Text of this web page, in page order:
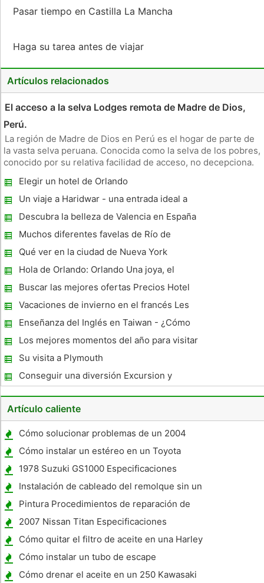
Pasar tiempo en Castilla La Mancha
Haga su tarea antes de viajar
Artículos relacionados
El acceso a la selva Lodges remota de Madre de Dios,
Perú.
La región de Madre de Dios en Perú es el hogar de parte de
la vasta selva peruana. Conocida como la selva de los pobres,
conocido por su relativa facilidad de acceso, no decepciona.
una parada obligatoria en el camino para ganar la entrada
Elegir un hotel de Orlando
Un viaje a Haridwar - una entrada ideal a
Dios
Descubra la belleza de Valencia en España
Muchos diferentes favelas de Río de
Janeiro
Qué ver en la ciudad de Nueva York
Hola de Orlando: Orlando Una joya, el
museo construido pozos de Historia
Afroamericana y Cultura
Buscar las mejores ofertas Precios Hotel
Cerca de Disneyland
Vacaciones de invierno en el francés Les
Houches Ski Resort
Enseñanza del Inglés en Taiwan - ¿Cómo
comienza sus mañanas
Los mejores momentos del año para visitar
la playa
Su visita a Plymouth
Conseguir una diversión Excursion y
tolerable en sus hijos
Artículo caliente
Cómo solucionar problemas de un 2004
Chevy Rastreador
Cómo instalar un estéreo en un Toyota
Tacoma
1978 Suzuki GS1000 Especificaciones
Instalación de cableado del remolque sin un
adaptador para una Dodge Durango
Pintura Procedimientos de reparación de
automóviles arañazos
2007 Nissan Titan Especificaciones
Cómo quitar el filtro de aceite en una Harley
Cómo instalar un tubo de escape
Silenciador
Cómo drenar el aceite en un 250 Kawasaki